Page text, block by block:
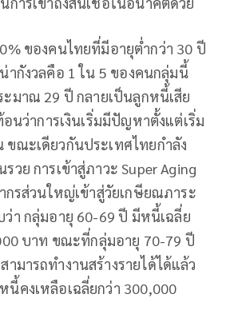
ของคนไทยที่มีอายุต่ำกว่า 30 ปี
กังวลคือ 1 ใน 5 ของคนกลุ่มนี้
มาณ 29 ปี กลายเป็นลูกหนี้เสีย
นว่าการเงินเริ่มมีปัญหาตั้งแต่เริ่ม
ขณะเดียวกันประเทศไทยกำลัง
วย การเข้าสู่ภาวะ Super Aging
กรส่วนใหญ่เข้าสู่วัยเกษียณภาระ
า กลุ่มอายุ 60-69 ปี มีหนี้เฉลี่ย
บาท ขณะที่กลุ่มอายุ 70-79 ปี
ามารถทำงานสร้างรายได้ได้แล้ว
คงเหลือเฉลี่ยกว่า 300,000